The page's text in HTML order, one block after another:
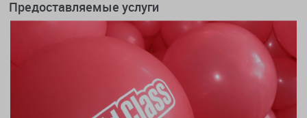
Предоставляемые услуги